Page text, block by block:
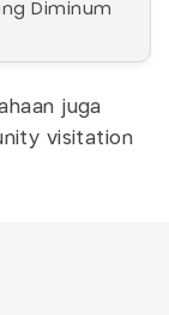
Diminum
juga
visitation